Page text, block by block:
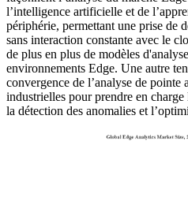
l’intelligence artificielle et de
périphérie, permettant une prise de
sans interaction constante avec le
de plus en plus de modèles
environnements Edge. Une autre
convergence de l’analyse de pointe
industrielles pour prendre en
la détection des anomalies et